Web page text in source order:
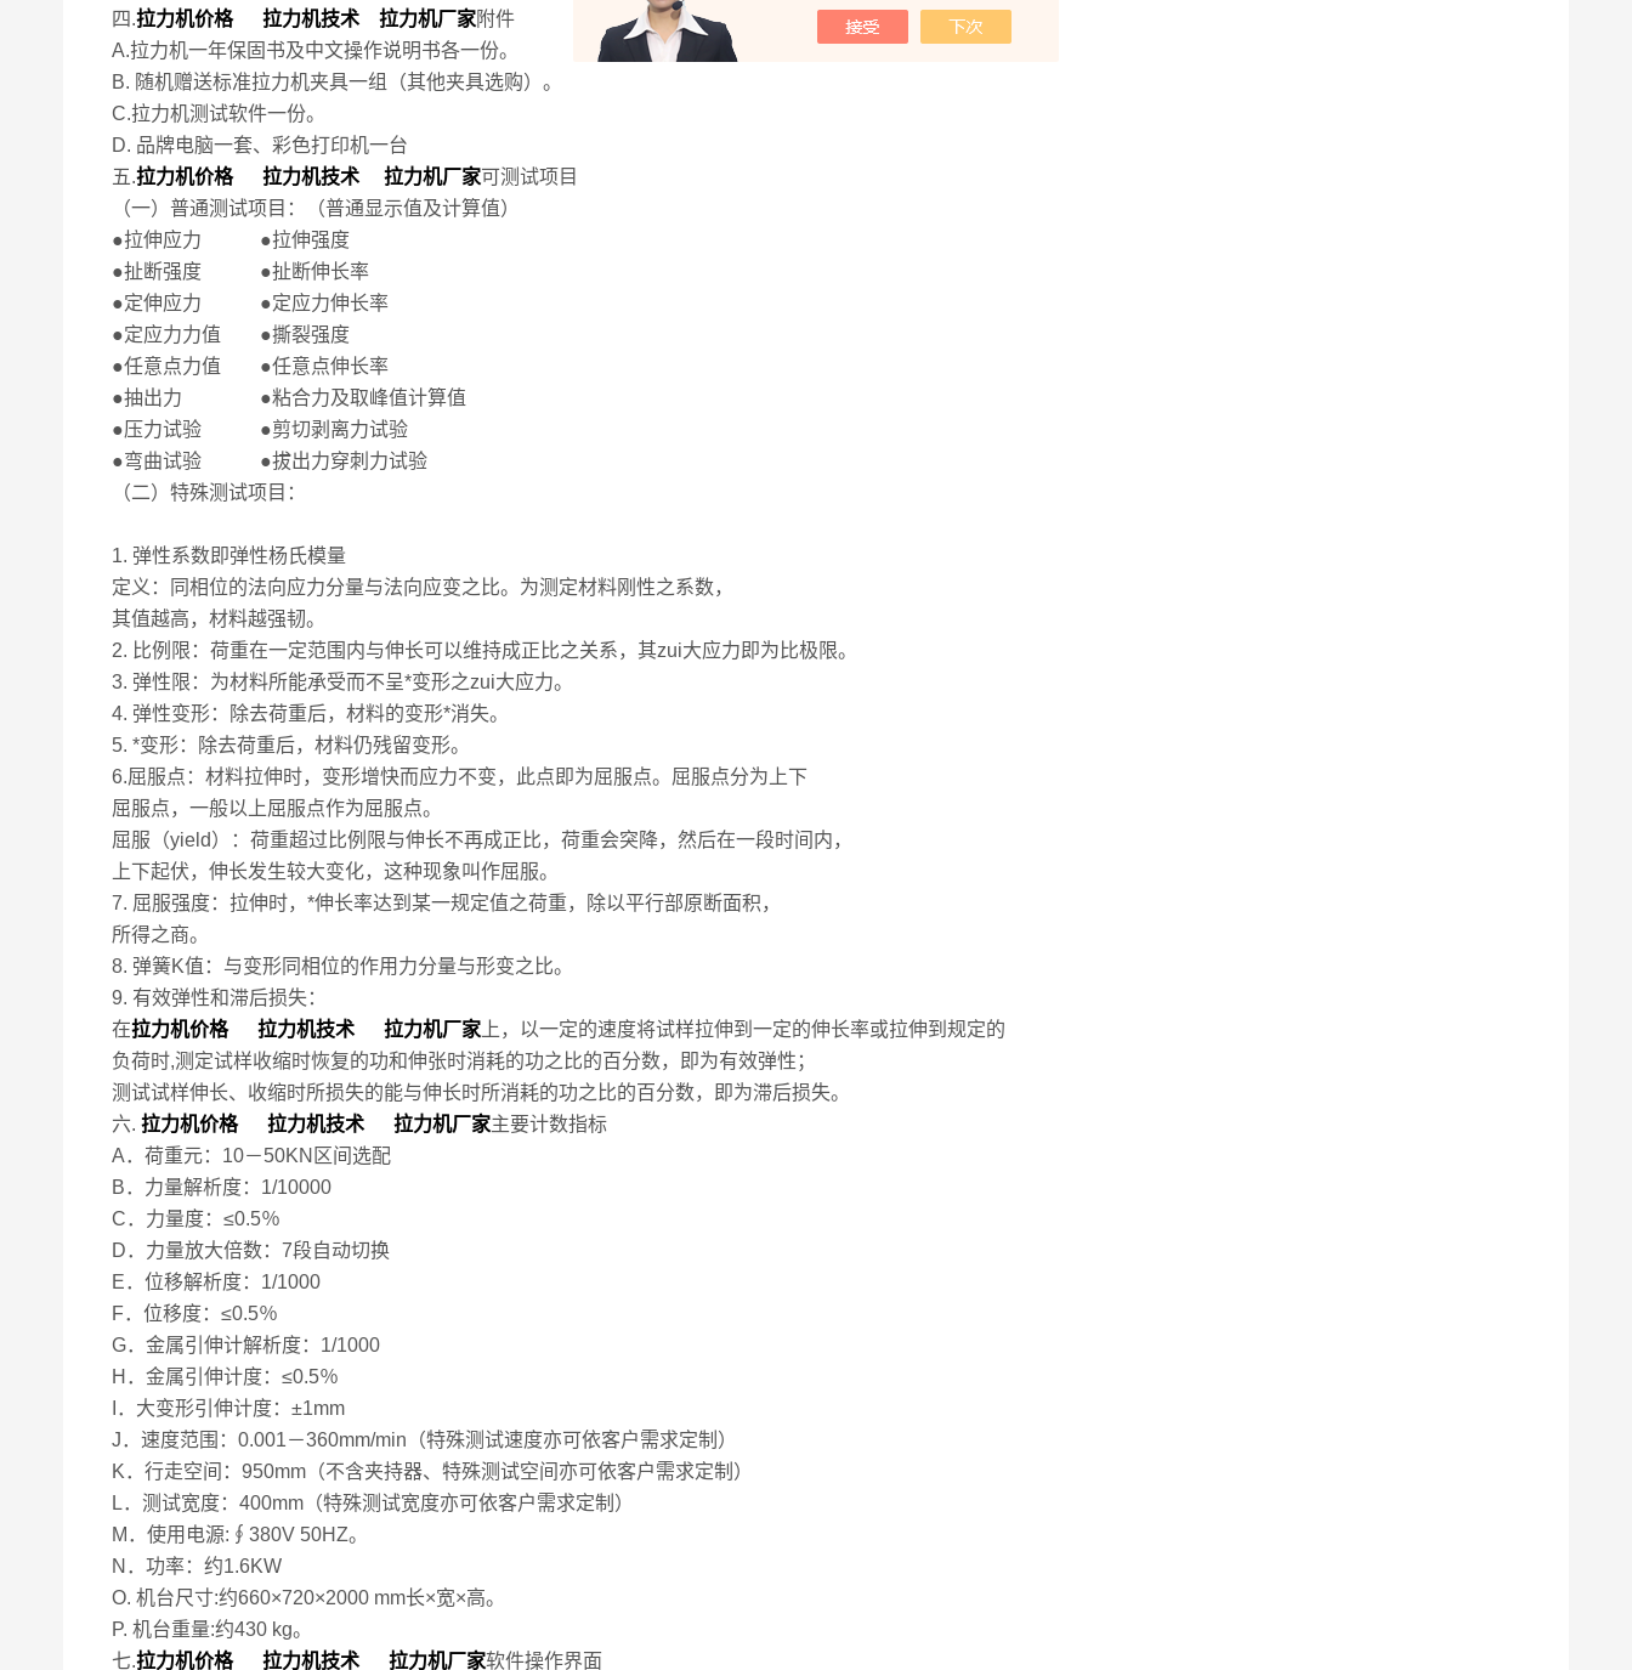
四.拉力机价格 拉力机技术 拉力机厂家附件
A.拉力机一年保固书及中文操作说明书各一份。
B. 随机赠送标准拉力机夹具一组（其他夹具选购）。
C.拉力机测试软件一份。
D. 品牌电脑一套、彩色打印机一台
五.拉力机价格 拉力机技术 拉力机厂家可测试项目
（一）普通测试项目：（普通显示值及计算值）
●拉伸应力 ●拉伸强度
●扯断强度 ●扯断伸长率
●定伸应力 ●定应力伸长率
●定应力力值 ●撕裂强度
●任意点力值 ●任意点伸长率
●抽出力 ●粘合力及取峰值计算值
●压力试验 ●剪切剥离力试验
●弯曲试验 ●拔出力穿刺力试验
（二）特殊测试项目：
1. 弹性系数即弹性杨氏模量
定义：同相位的法向应力分量与法向应变之比。为测定材料刚性之系数，
其值越高，材料越强韧。
2. 比例限：荷重在一定范围内与伸长可以维持成正比之关系，其zui大应力即为比极限。
3. 弹性限：为材料所能承受而不呈*变形之zui大应力。
4. 弹性变形：除去荷重后，材料的变形*消失。
5. *变形：除去荷重后，材料仍残留变形。
6.屈服点：材料拉伸时，变形增快而应力不变，此点即为屈服点。屈服点分为上下
屈服点，一般以上屈服点作为屈服点。
屈服（yield）：荷重超过比例限与伸长不再成正比，荷重会突降，然后在一段时间内，
上下起伏，伸长发生较大变化，这种现象叫作屈服。
7. 屈服强度：拉伸时，*伸长率达到某一规定值之荷重，除以平行部原断面积，
所得之商。
8. 弹簧K值：与变形同相位的作用力分量与形变之比。
9. 有效弹性和滞后损失：
在拉力机价格 拉力机技术 拉力机厂家 上，以一定的速度将试样拉伸到一定的伸长率或拉伸到规定的
负荷时,测定试样收缩时恢复的功和伸张时消耗的功之比的百分数，即为有效弹性；
测试试样伸长、收缩时所损失的能与伸长时所消耗的功之比的百分数，即为滞后损失。
六. 拉力机价格 拉力机技术 拉力机厂家主要计数指标
A．荷重元：10－50KN区间选配
B．力量解析度：1/10000
C．力量度：≤0.5％
D．力量放大倍数：7段自动切换
E．位移解析度：1/1000
F．位移度：≤0.5％
G．金属引伸计解析度：1/1000
H．金属引伸计度：≤0.5％
I．大变形引伸计度：±1mm
J．速度范围：0.001－360mm/min（特殊测试速度亦可依客户需求定制）
K．行走空间：950mm（不含夹持器、特殊测试空间亦可依客户需求定制）
L．测试宽度：400mm（特殊测试宽度亦可依客户需求定制）
M．使用电源:∮380V 50HZ。
N．功率：约1.6KW
O. 机台尺寸:约660×720×2000 mm长×宽×高。
P. 机台重量:约430 kg。
七.拉力机价格 拉力机技术 拉力机厂家软件操作界面